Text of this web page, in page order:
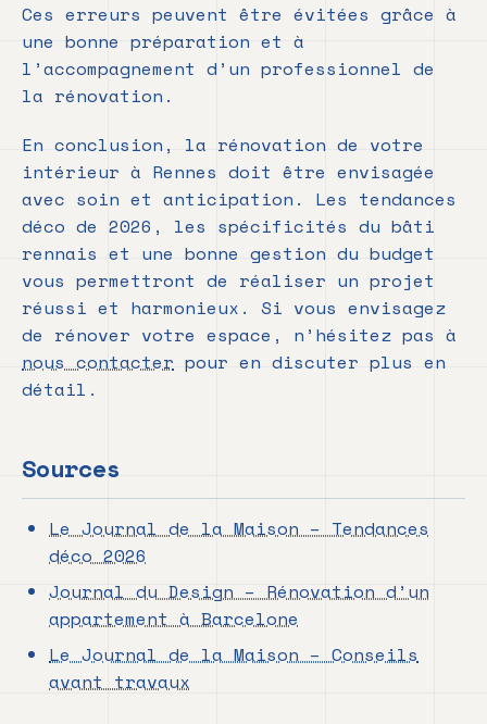
Ces erreurs peuvent être évitées grâce à
une bonne préparation et à
l’accompagnement d’un professionnel de
la rénovation.
En conclusion, la rénovation de votre
intérieur à Rennes doit être envisagée
avec soin et anticipation. Les tendances
déco de 2026, les spécificités du bâti
rennais et une bonne gestion du budget
vous permettront de réaliser un projet
réussi et harmonieux. Si vous envisagez
de rénover votre espace, n’hésitez pas à
nous contacter pour en discuter plus en
détail.
Sources
Le Journal de la Maison – Tendances
déco 2026
Journal du Design – Rénovation d’un
appartement à Barcelone
Le Journal de la Maison – Conseils
avant travaux